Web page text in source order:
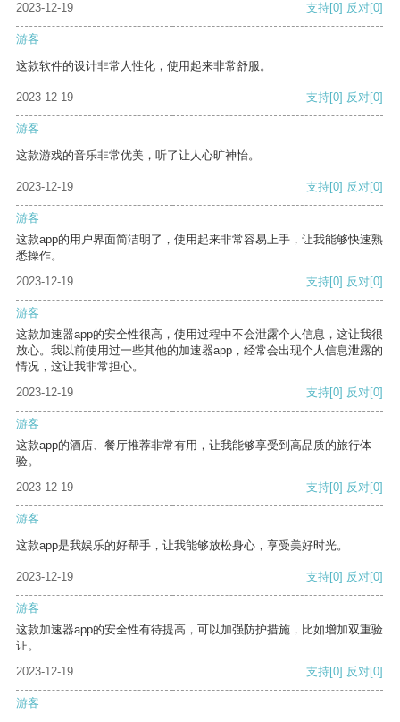
2023-12-19
支持[0] 反对[0]
游客
这款软件的设计非常人性化，使用起来非常舒服。
2023-12-19 支持[0] 反对[0]
游客
这款游戏的音乐非常优美，听了让人心旷神怡。
2023-12-19 支持[0] 反对[0]
游客
这款app的用户界面简洁明了，使用起来非常容易上手，让我能够快速熟
悉操作。
2023-12-19
支持[0] 反对[0]
游客
这款加速器app的安全性很高，使用过程中不会泄露个人信息，这让我很
放心。我以前使用过一些其他的加速器app，经常会出现个人信息泄露的
情况，这让我非常担心。
2023-12-19
支持[0] 反对[0]
游客
这款app的酒店、餐厅推荐非常有用，让我能够享受到高品质的旅行体
验。
2023-12-19
支持[0] 反对[0]
游客
这款app是我娱乐的好帮手，让我能够放松身心，享受美好时光。
2023-12-19 支持[0] 反对[0]
游客
这款加速器app的安全性有待提高，可以加强防护措施，比如增加双重验
证。
2023-12-19
支持[0] 反对[0]
游客